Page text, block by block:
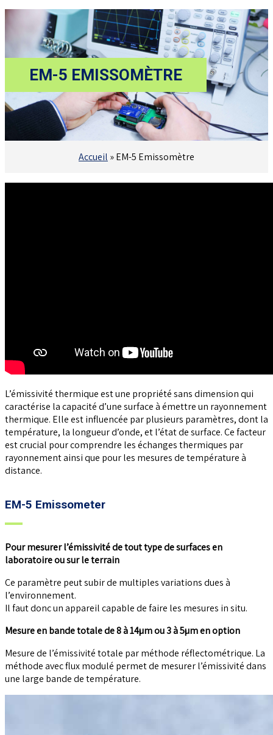
EM-5 EMISSOMÈTRE
Accueil »EM-5 Emissomètre
L’émissivité thermique est une propriété sans dimension qui
caractérise la capacité d’une surface à émettre un rayonnement
thermique. Elle est influencée par plusieurs paramètres, dont la
température, la longueur d’onde, et l’état de surface. Ce facteur
est crucial pour comprendre les échanges thermiques par
rayonnement ainsi que pour les mesures de température à
distance.
EM-5 Emissometer
Pour mesurer l’émissivité de tout type de surfaces en
laboratoire ou sur le terrain
Ce paramètre peut subir de multiples variations dues à
l’environnement.
Il faut donc un appareil capable de faire les mesures in situ.
Mesure en bande totale de 8 à 14µm ou 3 à 5µm en option
Mesure de l’émissivité totale par méthode réflectométrique. La
méthode avec flux modulé permet de mesurer l’émissivité dans
une large bande de température.